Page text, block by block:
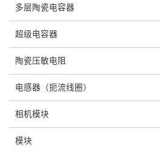
多层陶瓷电容器
超级电容器
陶瓷压敏电阻
电感器（扼流线圈）
相机模块
模块